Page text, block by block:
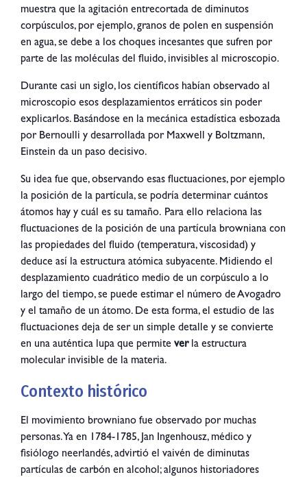
muestra que la agitación entrecortada de diminutos
corpúsculos, por ejemplo, granos de polen en suspensión
en agua, se debe a los choques incesantes que sufren por
parte de las moléculas del fluido, invisibles al microscopio.
Durante casi un siglo, los científicos habían observado al
microscopio esos desplazamientos erráticos sin poder
explicarlos. Basándose en la mecánica estadística esbozada
por Bernoulli y desarrollada por Maxwell y Boltzmann,
Einstein da un paso decisivo.
Su idea fue que, observando esas fluctuaciones, por ejemplo
la posición de la partícula, se podría determinar cuántos
átomos hay y cuál es su tamaño. Para ello relaciona las
fluctuaciones de la posición de una partícula browniana con
las propiedades del fluido (temperatura, viscosidad) y
deduce así la estructura atómica subyacente. Midiendo el
desplazamiento cuadrático medio de un corpúsculo a lo
largo del tiempo, se puede estimar el número de Avogadro
y el tamaño de un átomo. De esta forma, el estudio de las
fluctuaciones deja de ser un simple detalle y se convierte
en una auténtica lupa que permite verla estructura
molecular invisible de la materia.
Contexto histórico
El movimiento browniano fue observado por muchas
personas. Ya en 1784-1785, Jan Ingenhousz, médico y
fisiólogo neerlandés, advirtió el vaivén de diminutas
partículas de carbón en alcohol; algunos historiadores